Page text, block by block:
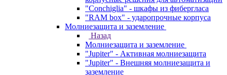
"Conchiglia" - шкафы из фибергласа
"RAM box" - ударопрочные корпуса
Молниезащита и заземление
Назад
Молниезащита и заземление
"Jupiter" - Активная молниезащита
"Jupiter" - Внешняя молниезащита и
заземление